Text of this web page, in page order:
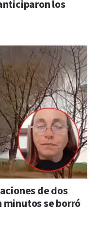
los
de dos
minutos se borró